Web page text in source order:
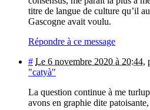
titre de langue de culture qu’il
Gascogne avait voulu.
Répondre à ce message
# Le 6 novembre 2020 à 20:44,
"catyà"
La question continue à me
avons en graphie dite